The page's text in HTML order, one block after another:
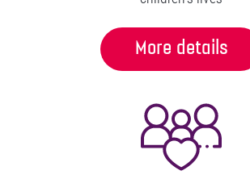
More details